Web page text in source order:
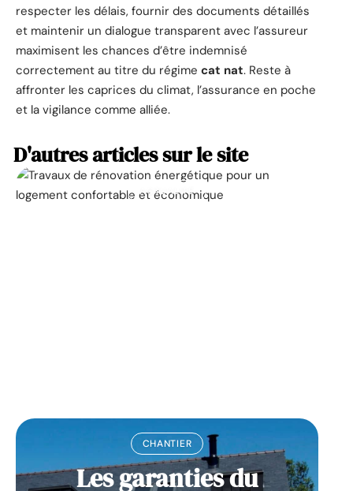
respecter les délais, fournir des documents détaillés
et maintenir un dialogue transparent avec l’assureur
maximisent les chances d’être indemnisé
correctement au titre du régime cat nat. Reste à
affronter les caprices du climat, l’assurance en poche
et la vigilance comme alliée.
D'autres articles sur le site
ACTUALITÉ
CHANTIER
Les garanties du